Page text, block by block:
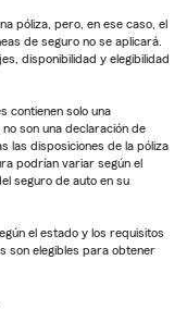
póliza, pero, en ese caso, el
de seguro no se aplicará.
disponibilidad y elegibilidad
contienen solo una
son una declaración de
las disposiciones de la póliza
podrían variar según el
seguro de auto en su
el estado y los requisitos
son elegibles para obtener